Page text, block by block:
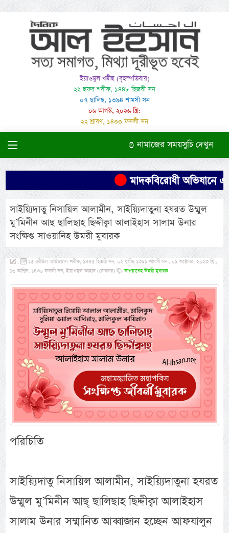
ইয়াওমুল খমীছ (বৃহস্পতিবার)
২২ ছফর শরীফ, ১৪৪৮ হিজরী সন
০৭ ছালিছ, ১৩৯৪ শামসী সন
০৬ আগস্ট, ২০২৬ খ্রি:
২২ শ্রাবণ, ১৪৩৩ ফসলী সন
নামাজের সময়সুচি দেখুন
মাদকবিরোধী অভিযানে এক
সাইয়্যিদাতু নিসায়িল আলামীন, সাইয়্যিদাতুনা হযরত উম্মুল
মু’মিনীন আছ ছালিছাহ ছিদ্দীক্বা আলাইহাস সালাম উনার
সংক্ষিপ্ত সাওয়ানিহ উমরী মুবারক
,
১৫ রবীউল আউওয়াল শরীফ, ১৪৪৫ হিজরী সন, ০২ খ্বমীছ ১৩৯১ শামসী সন , ০১ অক্টোবর, ২০২৩ খ্রি:,
১৬ আশ্বিন, ১৪৩০ ফসলী সন, ইয়াওমুল আহাদ (রোববার)
সাওয়ানেহ উমরী মুবারক
পরিচিতি
সাইয়্যিদাতু নিসায়িল আলামীন, সাইয়্যিদাতুনা হযরত
উম্মুল মু’মিনীন আছ্ ছালিছাহ ছিদ্দীক্বা আলাইহাস
সালাম উনার সম্মানিত আব্বাজান হচ্ছেন আফযালুন